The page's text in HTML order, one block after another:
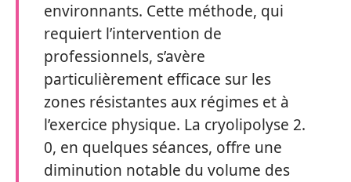
environnants. Cette méthode, qui
requiert l’intervention de
professionnels, s’avère
particulièrement efficace sur les
zones résistantes aux régimes et à
l’exercice physique. La cryolipolyse 2.
0, en quelques séances, offre une
diminution notable du volume des